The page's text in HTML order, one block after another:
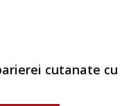
cutanate cu